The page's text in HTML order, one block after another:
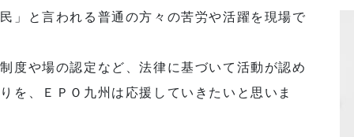
」と言われる普通の方々の苦労や活躍を現場で
度や場の認定など、法律に基づいて活動が認め
を、ＥＰＯ九州は応援していきたいと思いま